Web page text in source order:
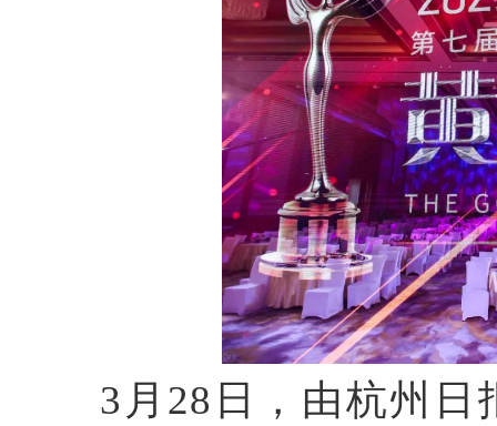
3月28日，由杭州日